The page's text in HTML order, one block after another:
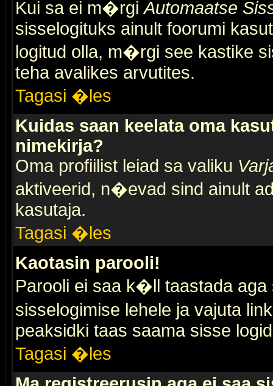
Kui sa ei m�rgiAutomaatse
sisselogituks ainult foorumi
logitud olla, m�rgi see kastike
teha avalikes arvutites.
Tagasi �les
Kuidas saan keelata oma
nimekirja?
Oma profiilist leiad sa valiku
aktiveerid, n�evad sind ainult
kasutaja.
Tagasi �les
Kaotasin parooli!
Parooli ei saa k�ll taastada aga
sisselogimise lehele ja vajuta
peaksidki taas saama sisse
Tagasi �les